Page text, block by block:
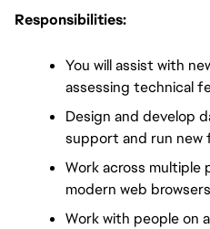
Responsibilities:
You will assist with
assessing technical
Design and develop
support and run new
Work across multiple
modern web
Work with people on